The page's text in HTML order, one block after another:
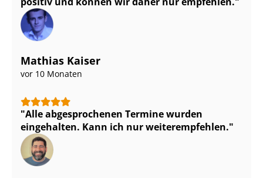
Mathias Kaiser
vor 10 Monaten
Alle abgesprochenen Termine wurden
eingehalten. Kann ich nur weiterempfehlen.